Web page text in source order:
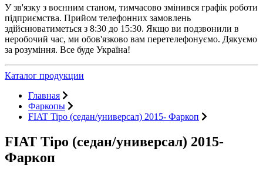
У зв'язку з воєнним станом, тимчасово змінився графік роботи
підприємства. Прийом телефонних замовлень
здійснюватиметься з 8:30 до 15:30. Якщо ви подзвонили в
неробочий час, ми обов'язково вам перетелефонуємо. Дякуємо
за розуміння. Все буде Україна!
Каталог продукции
Главная
Фаркопы
FIAT Tipo (седан/универсал) 2015- Фаркоп
FIAT Tipo (седан/универсал) 2015-
Фаркоп